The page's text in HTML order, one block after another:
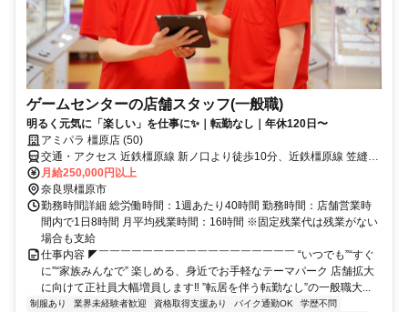
ゲームセンターの店舗スタッフ(一般職)
明るく元気に「楽しい」を仕事に✨｜転勤なし｜年休120日〜
アミパラ 橿原店 (50)
交通・アクセス 近鉄橿原線 新ノ口より徒歩10分、近鉄橿原線 笠縫よ
り徒歩19分 ★車・バイク通勤OK
月給250,000円以上
奈良県橿原市
勤務時間詳細 総労働時間：1週あたり40時間 勤務時間：店舗営業時
間内で1日8時間 月平均残業時間：16時間 ※固定残業代は残業がない
場合も支給
仕事内容 ◤￣￣￣￣￣￣￣￣￣￣￣￣￣￣￣￣￣￣ “いつでも”“すぐ
に”“家族みんなで” 楽しめる、身近でお手軽なテーマパーク 店舗拡大
に向けて正社員大幅増員します‼ ”転居を伴う転勤なし”の一般職大...
制服あり 業界未経験者歓迎 資格取得支援あり バイク通勤OK
学歴不問